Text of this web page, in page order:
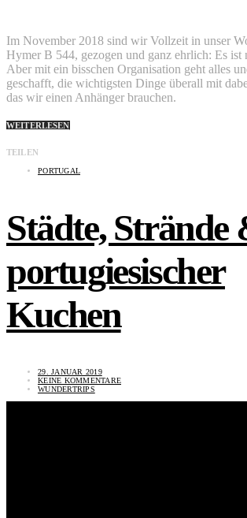
Im November 2018 sind wir Vollzeit in unser
Hymer B 544, gezogen und ganz ehrlich: Es ist
Aber mit ein bisschen Organisation geht alles
geschafft, die wichtigsten Dinge überall mit
das wir einen Anhänger brauchen.
WEITERLESEN
TEILEN
PORTUGAL
Städte, Strände
portugiesischer
Kuchen
29. JANUAR 2019
KEINE KOMMENTARE
WUNDERTRIPS